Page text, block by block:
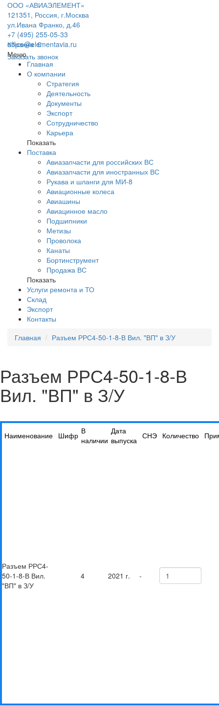
ООО «АВИАЭЛЕМЕНТ»
121351, Россия, г.Москва
ул.Ивана Франко, д.46
+7 (495) 255-05-33
office@elementavia.ru
Заказать звонок
Корзина0
Меню
Главная
О компании
Стратегия
Деятельность
Документы
Экспорт
Сотрудничество
Карьера
Показать
Поставка
Авиазапчасти для российских ВС
Авиазапчасти для иностранных ВС
Рукава и шланги для МИ-8
Авиационные колеса
Авиашины
Авиацинное масло
Подшипники
Метизы
Проволока
Канаты
Бортинструмент
Продажа ВС
Показать
Услуги ремонта и ТО
Склад
Экспорт
Контакты
Главная
Разъем РРС4-50-1-8-В Вил. "ВП" в З/У
Разъем РРС4-50-1-8-В
Вил. "ВП" в З/У
Наименование Шифр В
наличии
Дата
выпуска СНЭ Количество
Разъем РРС4-
50-1-8-В Вил.
"ВП" в З/У
4 2021 г. -